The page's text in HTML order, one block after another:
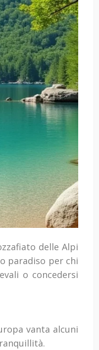
delle Alpi
paradiso per chi
o concedersi
vanta alcuni